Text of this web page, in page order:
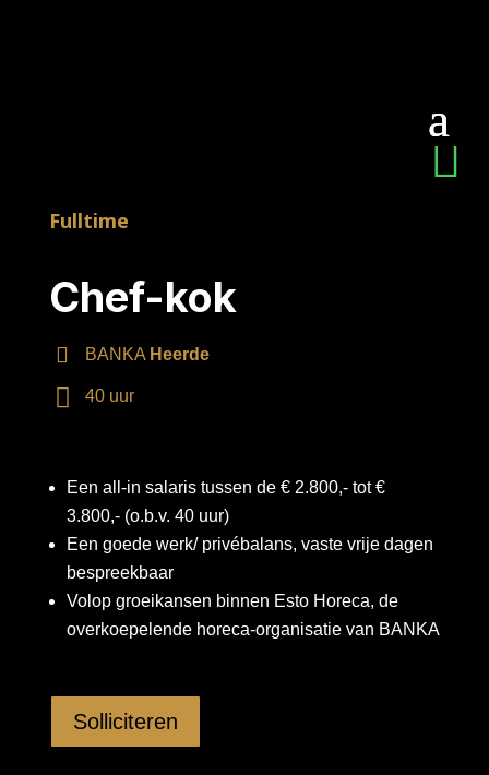
Fulltime
Chef-kok
L
o
ie
BANKA Heerde
40 uur
Een all-in salaris tussen de € 2.800,- tot €
3.800,- (o.b.v. 40 uur)
Een goede werk/ privébalans, vaste vrije dagen
bespreekbaar
Volop groeikansen binnen Esto Horeca, de
overkoepelende horeca-organisatie van BANKA
Solliciteren